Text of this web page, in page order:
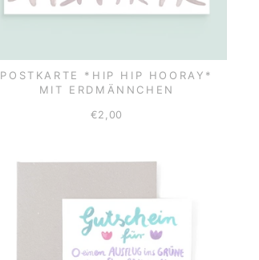
POSTKARTE *HIP HIP HOORAY*
MIT ERDMÄNNCHEN
€2,00